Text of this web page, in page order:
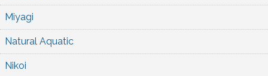
Miyagi
Natural Aquatic
Nikoi